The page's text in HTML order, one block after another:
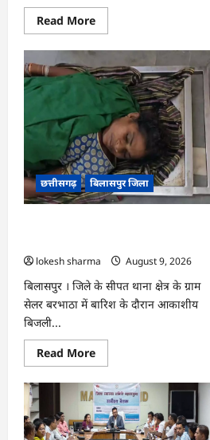
Read MoreRead
more
CG
ग्राम
पंचायत
मुढ़ीपार
अंतर्गत
विशेष
ग्राम
सभा
में
योजनाओं
का
सामाजिक
अंकेक्षण…
छत्तीसगढ़ बिलासपुर जिला
lokesh sharma
August 9, 2026
बिलासपुर । जिले के सीपत थाना क्षेत्र के ग्राम
सेलर बरभाठा में बारिश के दौरान आकाशीय
बिजली...
Read MoreRead
more
CG
:
आकाशीय
बिजली
का